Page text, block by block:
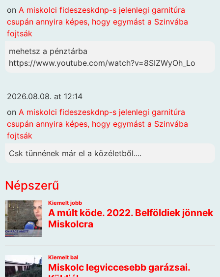
on A miskolci fideszeskdnp-s jelenlegi garnitúra
csupán annyira képes, hogy egymást a Szinvába
fojtsák
mehetsz a pénztárba
https://www.youtube.com/watch?v=8SIZWyOh_Lo
2026.08.08. at 12:14
on A miskolci fideszeskdnp-s jelenlegi garnitúra
csupán annyira képes, hogy egymást a Szinvába
fojtsák
Csk tünnének már el a közéletből....
Népszerű